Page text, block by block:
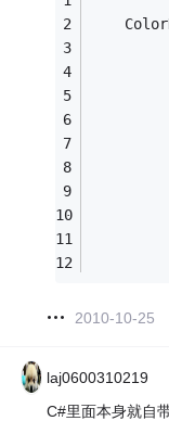
2010-10-25
laj0600310219
C#里面本身就自